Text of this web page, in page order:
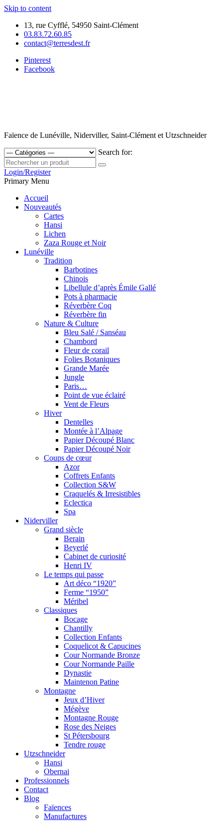
Skip to content
13, rue Cyfflé, 54950 Saint-Clément
03.83.72.60.85
contact@terresdest.fr
Pinterest
Facebook
Faïence de Lunéville, Niderviller, Saint-Clément et Utzschneider
Search for:
Login/Register
Primary Menu
Accueil
Nouveautés
Cartes
Hansi
Lichen
Zaza Rouge et Noir
Lunéville
Tradition
Barbotines
Chinois
Libellule d’après Émile Gallé
Pots à pharmacie
Réverbère Coq
Réverbère fin
Nature & Culture
Bleu Salé / Sanséau
Chambord
Fleur de corail
Folies Botaniques
Grande Marée
Jungle
Paris…
Point de vue éclairé
Vent de Fleurs
Hiver
Dentelles
Montée à l’Alpage
Papier Découpé Blanc
Papier Découpé Noir
Coups de cœur
Azor
Coffrets Enfants
Collection S&W
Craquelés & Irresistibles
Eclectica
Spa
Niderviller
Grand siècle
Berain
Beyerlé
Cabinet de curiosité
Henri IV
Le temps qui passe
Art déco “1920”
Ferme “1950”
Méribel
Classiques
Bocage
Chantilly
Collection Enfants
Coquelicot & Capucines
Cour Normande Bronze
Cour Normande Paille
Dynastie
Maintenon Patine
Montagne
Jeux d’Hiver
Mégève
Montagne Rouge
Rose des Neiges
St Pétersbourg
Tendre rouge
Utzschneider
Hansi
Obernai
Professionnels
Contact
Blog
Faïences
Manufactures